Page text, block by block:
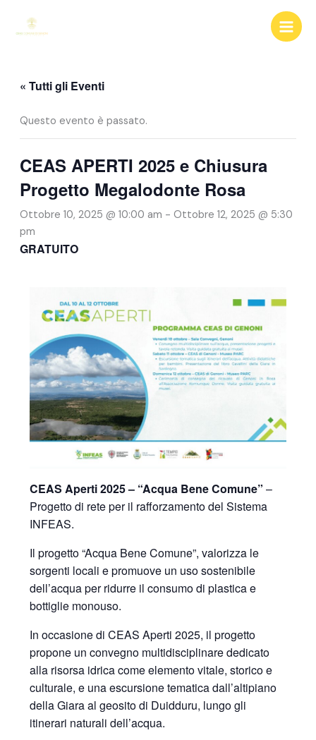
« Tutti gli Eventi
Questo evento è passato.
CEAS APERTI 2025 e Chiusura
Progetto Megalodonte Rosa
Ottobre 10, 2025 @ 10:00 am - Ottobre 12, 2025 @ 5:30
pm
GRATUITO
CEAS Aperti 2025 – “Acqua Bene Comune” –
Progetto di reteperil rafforzamento del Sistema
INFEAS.
Il progetto “Acqua Bene Comune”, valorizza le
sorgenti locali e promuove un uso sostenibile
dell’acqua per ridurre il consumo di plastica e
bottiglie monouso.
In occasione di CEAS Aperti 2025, il progetto
propone un convegno multidisciplinare dedicato
alla risorsa idrica come elemento vitale, storico e
culturale, e una escursione tematica dall’altipiano
della Giara al geosito di Duidduru, lungo gli
itinerari naturali dell’acqua.